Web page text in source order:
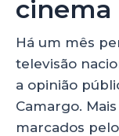
cinema
Há um mês
televisão
a opinião
Camargo.
marcados